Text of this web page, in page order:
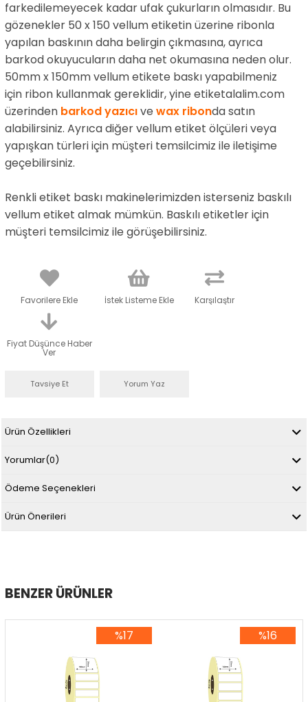
farkedilemeyecek kadar ufak çukurların olmasıdır. Bu
gözenekler 50 x 150 vellum etiketin üzerine ribonla
yapılan baskının daha belirgin çıkmasına, ayrıca
barkod okuyucuların daha net okumasına neden olur.
50mm x 150mm vellum etikete baskı yapabilmeniz
için ribon kullanmak gereklidir, yine etiketalalim.com
üzerinden barkod yazıcıve wax ribonda satın
alabilirsiniz. Ayrıca diğer vellum etiket ölçüleri veya
yapışkan türleri için müşteri temsilcimiz ile iletişime
geçebilirsiniz.
Renkli etiket baskı makinelerimizden isterseniz baskılı
vellum etiket almak mümkün. Baskılı etiketler için
müşteri temsilcimiz ile görüşebilirsiniz.
Favorilere Ekle İstek Listeme Ekle Karşılaştır
Fiyat Düşünce Haber
Ver
Tavsiye Et Yorum Yaz
Ürün Özellikleri
Yorumlar(0)
Ödeme Seçenekleri
Ürün Önerileri
BENZER ÜRÜNLER
%17
%16